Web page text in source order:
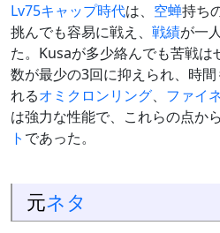
Lv75キャップ時代は、 空蝉持ち
挑んでも容易に戦え、 戦績が一
た。Kusaが多少絡んでも苦戦は
数が最少の3回に抑えられ、時間
れるオミクロンリング、 ファイ
は強力な性能で、これらの点か
ト であった。
元ネタ